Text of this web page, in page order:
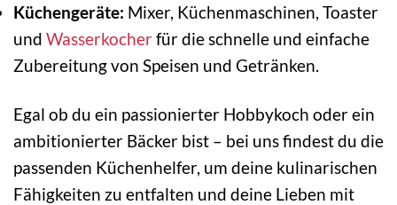
Küchengeräte: Mixer, Küchenmaschinen, Toaster
und Wasserkocherfür die schnelle und einfache
Zubereitung von Speisen und Getränken.
Egal ob du ein passionierter Hobbykoch oder ein
ambitionierter Bäcker bist – bei uns findest du die
passenden Küchenhelfer, um deine kulinarischen
Fähigkeiten zu entfalten und deine Lieben mit